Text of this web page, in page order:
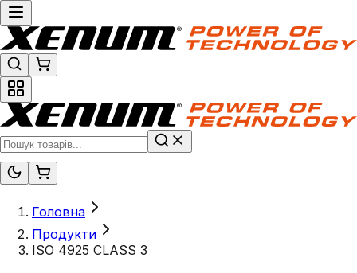
Головна
Продукти
ISO 4925 CLASS 3